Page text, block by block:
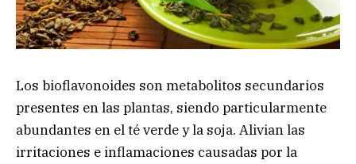
Los bioflavonoides son metabolitos secundarios
presentes en las plantas, siendo particularmente
abundantes en el té verde y la soja. Alivian las
irritaciones e inflamaciones causadas por la